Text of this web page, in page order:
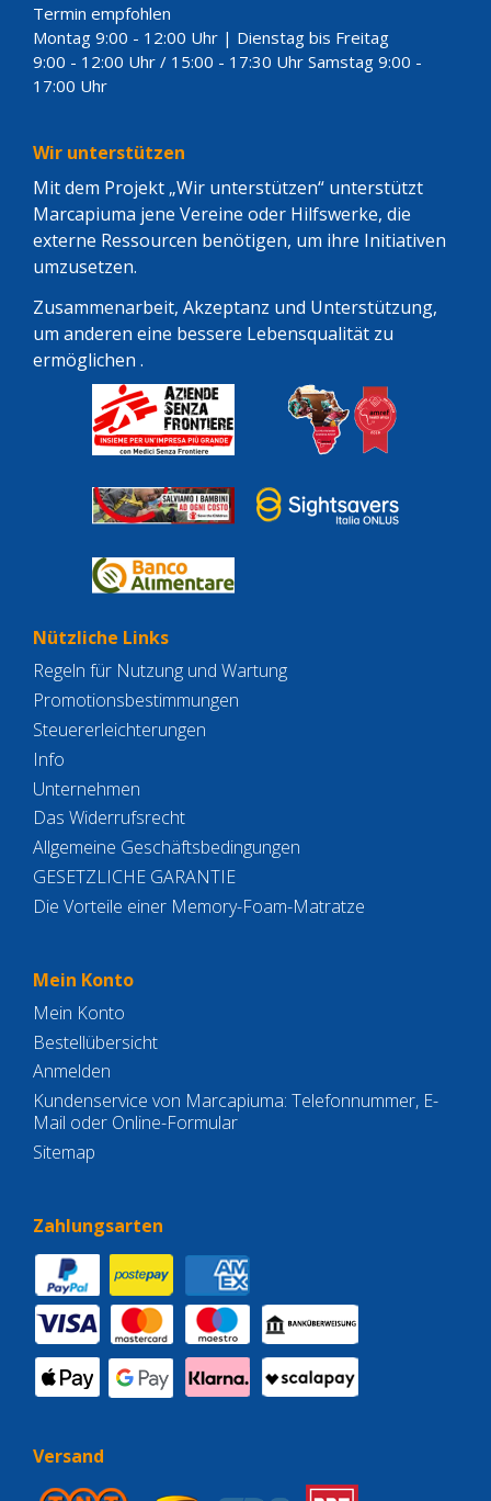
Termin empfohlen
Montag 9:00 - 12:00 Uhr | Dienstag bis Freitag
9:00 - 12:00 Uhr / 15:00 - 17:30 Uhr Samstag 9:00 -
17:00 Uhr
Wir unterstützen
Mit dem Projekt „Wir unterstützen“ unterstützt
Marcapiuma jene Vereine oder Hilfswerke, die
externe Ressourcen benötigen, um ihre Initiativen
umzusetzen.
Zusammenarbeit, Akzeptanz und Unterstützung,
um anderen eine bessere Lebensqualität zu
ermöglichen .
Nützliche Links
Regeln für Nutzung und Wartung
Promotionsbestimmungen
Steuererleichterungen
Info
Unternehmen
Das Widerrufsrecht
Allgemeine Geschäftsbedingungen
GESETZLICHE GARANTIE
Die Vorteile einer Memory-Foam-Matratze
Mein Konto
Mein Konto
Bestellübersicht
Anmelden
Kundenservice von Marcapiuma: Telefonnummer, E-
Mail oder Online-Formular
Sitemap
Zahlungsarten
Versand